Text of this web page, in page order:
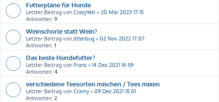
Futterpläne für Hunde
Letzter Beitrag von CrazyYeti « 20 Mär 2023 17:15
Antworten: 9
Weinschorle statt Wein?
Letzter Beitrag von Jitterbug « 02 Nov 2022 17:07
Antworten: 1
Das beste Hundefutter?
Letzter Beitrag von Franz « 14 Dez 2021 14:59
Antworten: 4
verschiedene Teesorten mischen / Tees mixen
Letzter Beitrag von Cramy« 09 Dez 2021 15:01
Antworten: 2